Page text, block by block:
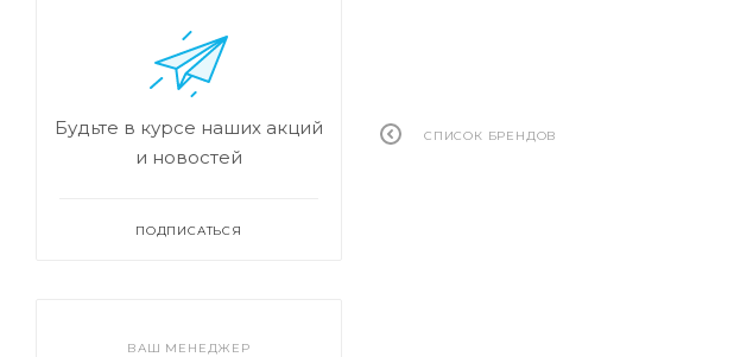
СПИСОК БРЕНДОВ
Будьте в курсе наших акций
и новостей
ПОДПИСАТЬСЯ
ВАШ МЕНЕДЖЕР